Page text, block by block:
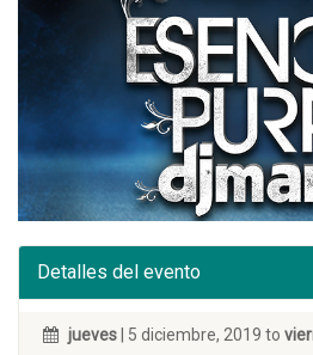
Detalles del evento
jueves | 5 diciembre, 2019 to